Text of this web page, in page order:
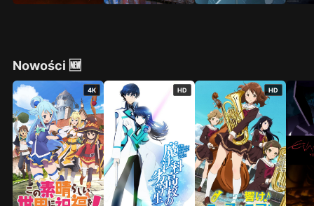
Nowości 🆕
4K HD HD